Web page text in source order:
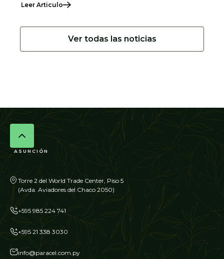
Leer Articulo
Ver todas las noticias
ASUNCIÓN
Torre 2 del World Trade Center, Piso 5
(Avda. Aviadores del Chaco 2050)
+595 985 224 741
+595 21 338 3030
info@paracel.com.py